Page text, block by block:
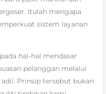
Itulah mengapa
sistem layanan
hal-hal mendasar
pelanggan melalui
Prinsip tersebut bukan